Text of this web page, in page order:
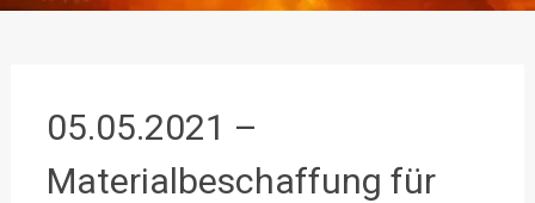
05.05.2021 –
Materialbeschaffung für